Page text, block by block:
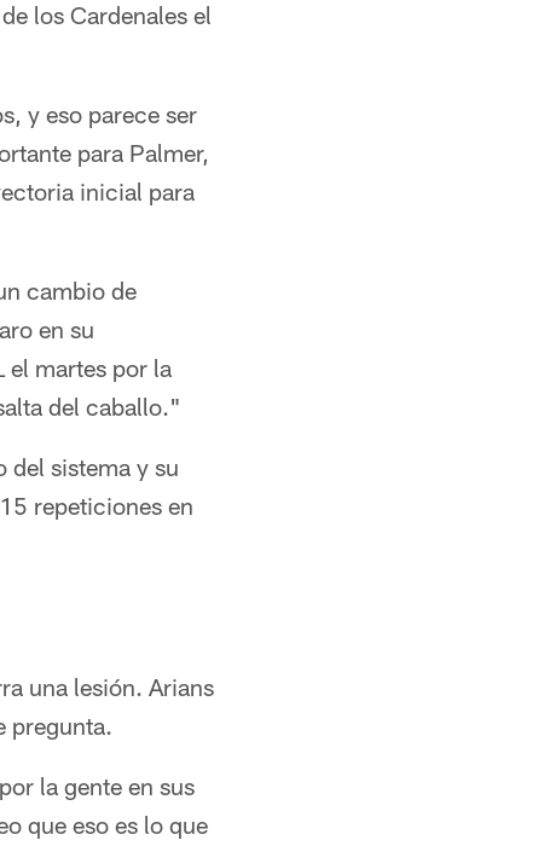
los Cardenales el
y eso parece ser
para Palmer,
inicial para
cambio de
en su
el martes por la
del caballo."
del sistema y su
repeticiones en
una lesión. Arians
pregunta.
la gente en sus
que eso es lo que